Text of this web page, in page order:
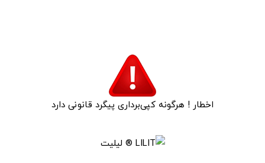
اخطار ! هرگونه کپی‌برداری پیگرد قانونی دارد